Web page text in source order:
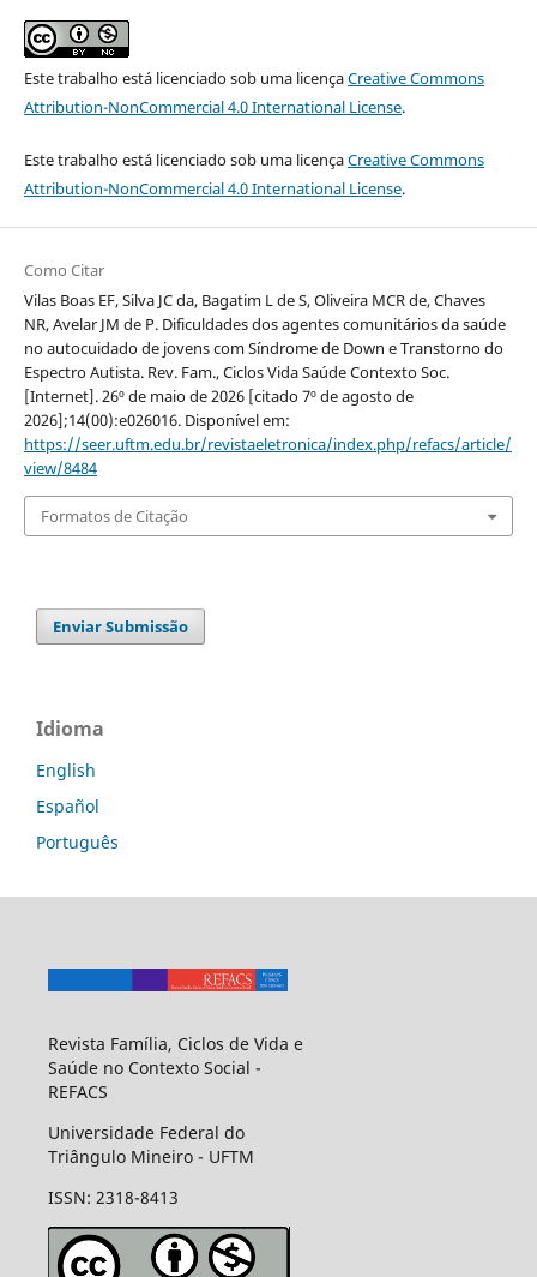
Este trabalho está licenciado sob uma licençaCreative Commons
Attribution-NonCommercial 4.0 International License.
Este trabalho está licenciado sob uma licençaCreative Commons
Attribution-NonCommercial 4.0 International License.
Como Citar
Vilas Boas EF, Silva JC da, Bagatim L de S, Oliveira MCR de, Chaves
NR, Avelar JM de P. Dificuldades dos agentes comunitários da saúde
no autocuidado de jovens com Síndrome de Down e Transtorno do
Espectro Autista. Rev. Fam., Ciclos Vida Saúde Contexto Soc.
[Internet]. 26º de maio de 2026 [citado 7º de agosto de
2026];14(00):e026016. Disponível em:
https://seer.uftm.edu.br/revistaeletronica/index.php/refacs/article/
view/8484
Formatos de Citação
Enviar Submissão
Idioma
English
Español
Português
Revista Família, Ciclos de Vida e
Saúde no Contexto Social -
REFACS
Universidade Federal do
Triângulo Mineiro - UFTM
ISSN: 2318-8413